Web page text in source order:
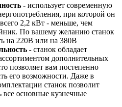
- использует современную
при которой он
всего 2,2 кВт - меньше, чем
По вашему желанию станок
на 220В или на 380В
- станок обладает
дополнительных
позволяет вам постепенно
его возможности. Даже в
станок позволит
все основные кузнечные